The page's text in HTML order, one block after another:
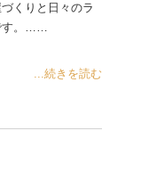
くりと日々のラ
す。……
...続きを読む